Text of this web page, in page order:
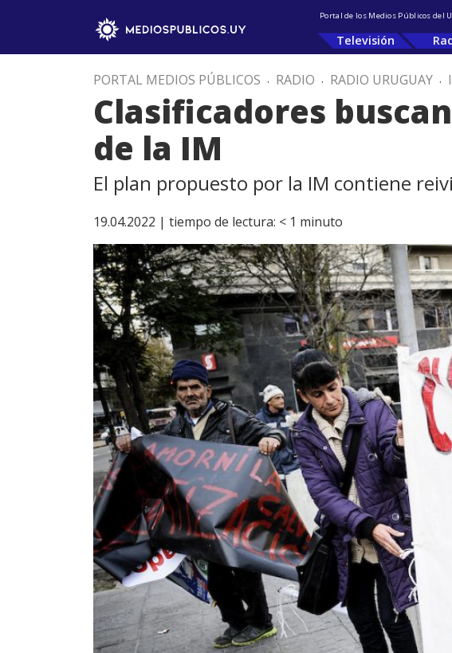
Portal de los Medios Públicos del
Televisión
PORTAL MEDIOS PÚBLICOS . RADIO . RADIO URUGUAY .
Clasificadores
de la IM
El plan propuesto por la IM contiene
19.04.2022 | tiempo de lectura: < 1 minuto